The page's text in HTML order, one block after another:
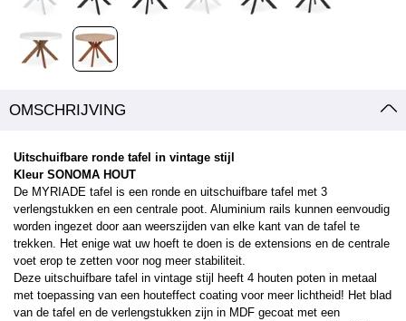
OMSCHRIJVING
Uitschuifbare ronde tafel in vintage stijl
Kleur SONOMA HOUT
De MYRIADE tafel is een ronde en uitschuifbare tafel met 3
verlengstukken en een centrale poot. Aluminium rails kunnen eenvoudig
worden ingezet door aan weerszijden van elke kant van de tafel te
trekken. Het enige wat uw hoeft te doen is de extensions en de centrale
voet erop te zetten voor nog meer stabiliteit.
Deze uitschuifbare tafel in vintage stijl heeft 4 houten poten in metaal
met toepassing van een houteffect coating voor meer lichtheid! Het blad
van de tafel en de verlengstukken zijn in MDF gecoat met een